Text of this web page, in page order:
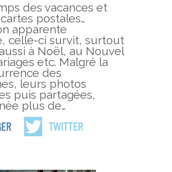
des vacances et
postales…
apparente
celle-ci survit, surtout
à Noël, au Nouvel
etc. Malgré la
des
leurs photos
puis partagées,
plus de…
Twitter